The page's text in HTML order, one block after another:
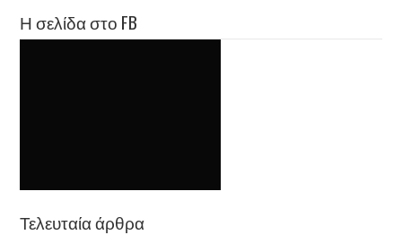
Η σελίδα στο FB
Τελευταία άρθρα